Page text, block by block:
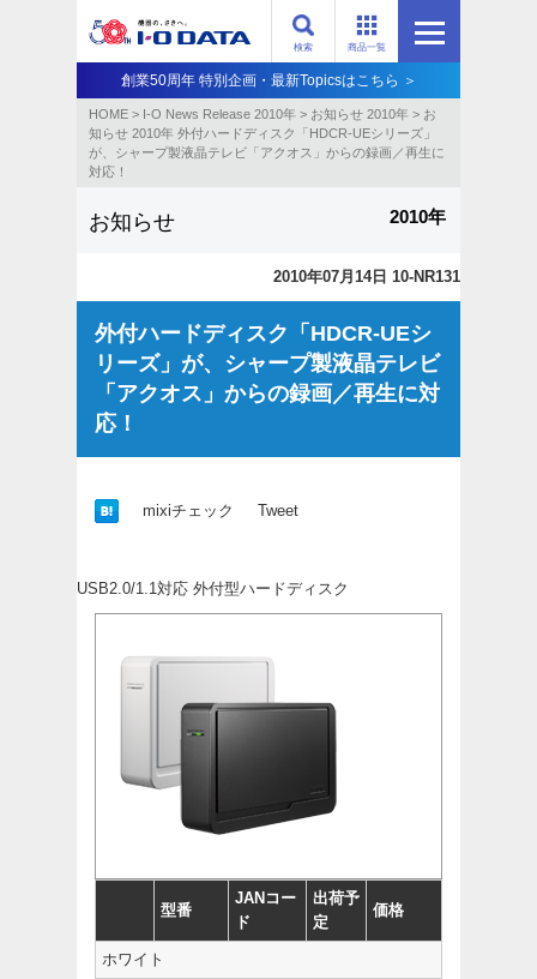
商品一覧
検索
創業50周年 特別企画・最新Topicsはこちら ＞
HOME > I-O News Release 2010年 > お知らせ 2010年 > お
知らせ 2010年 外付ハードディスク「HDCR-UEシリーズ」
が、シャープ製液晶テレビ「アクオス」からの録画／再生に
対応！
お知らせ 2010年
2010年07月14日 10-NR131
外付ハードディスク「HDCR-UEシ
リーズ」が、シャープ製液晶テレビ
「アクオス」からの録画／再生に対
応！
mixiチェック Tweet
USB2.0/1.1対応 外付型ハードディスク
型番
JANコー
ド
出荷予
定
価格
ホワイト